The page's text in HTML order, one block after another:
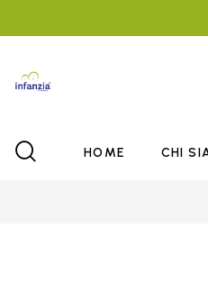
HOME CHI